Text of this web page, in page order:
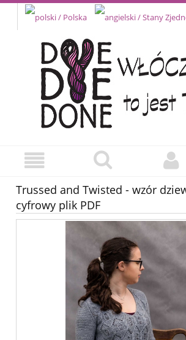
Trussed and Twisted - wzór
cyfrowy plik PDF